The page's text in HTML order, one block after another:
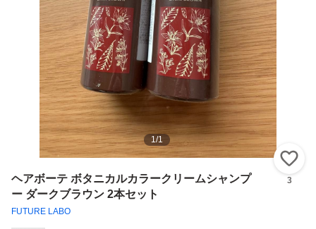
1/1
ヘアボーテ ボタニカルカラークリームシャンプ
ー ダークブラウン 2本セット
FUTURE LABO
3